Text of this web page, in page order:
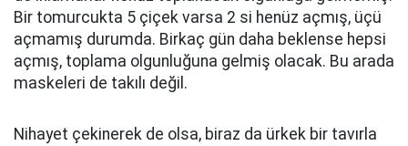
Bir tomurcukta 5 çiçek varsa 2 si henüz açmış, üçü
açmamış durumda. Birkaç gün daha beklense hepsi
açmış, toplama olgunluğuna gelmiş olacak. Bu arada
maskeleri de takılı değil.
Nihayet çekinerek de olsa, biraz da ürkek bir tavırla